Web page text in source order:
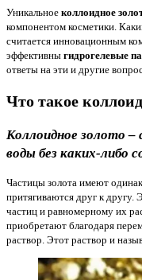
Уникальное коллоидное
компонентом косметики.
считается инновационным
эффективны гидрогелевые
ответы на эти и другие
Что такое
Коллоидное золото
воды без каких-либо
Частицы золота имеют
притягиваются друг к
частиц и равномерному их
приобретают благодаря
раствор. Этот раствор и